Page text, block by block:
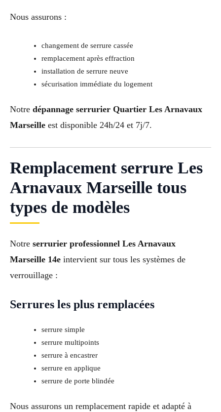
Nous assurons :
changement de serrure cassée
remplacement après effraction
installation de serrure neuve
sécurisation immédiate du logement
Notre dépannage serrurier Quartier Les Arnavaux
Marseille est disponible 24h/24 et 7j/7.
Remplacement serrure Les
Arnavaux Marseille tous
types de modèles
Notre serrurier professionnel Les Arnavaux
Marseille 14e intervient sur tous les systèmes de
verrouillage :
Serrures les plus remplacées
serrure simple
serrure multipoints
serrure à encastrer
serrure en applique
serrure de porte blindée
Nous assurons un remplacement rapide et adapté à